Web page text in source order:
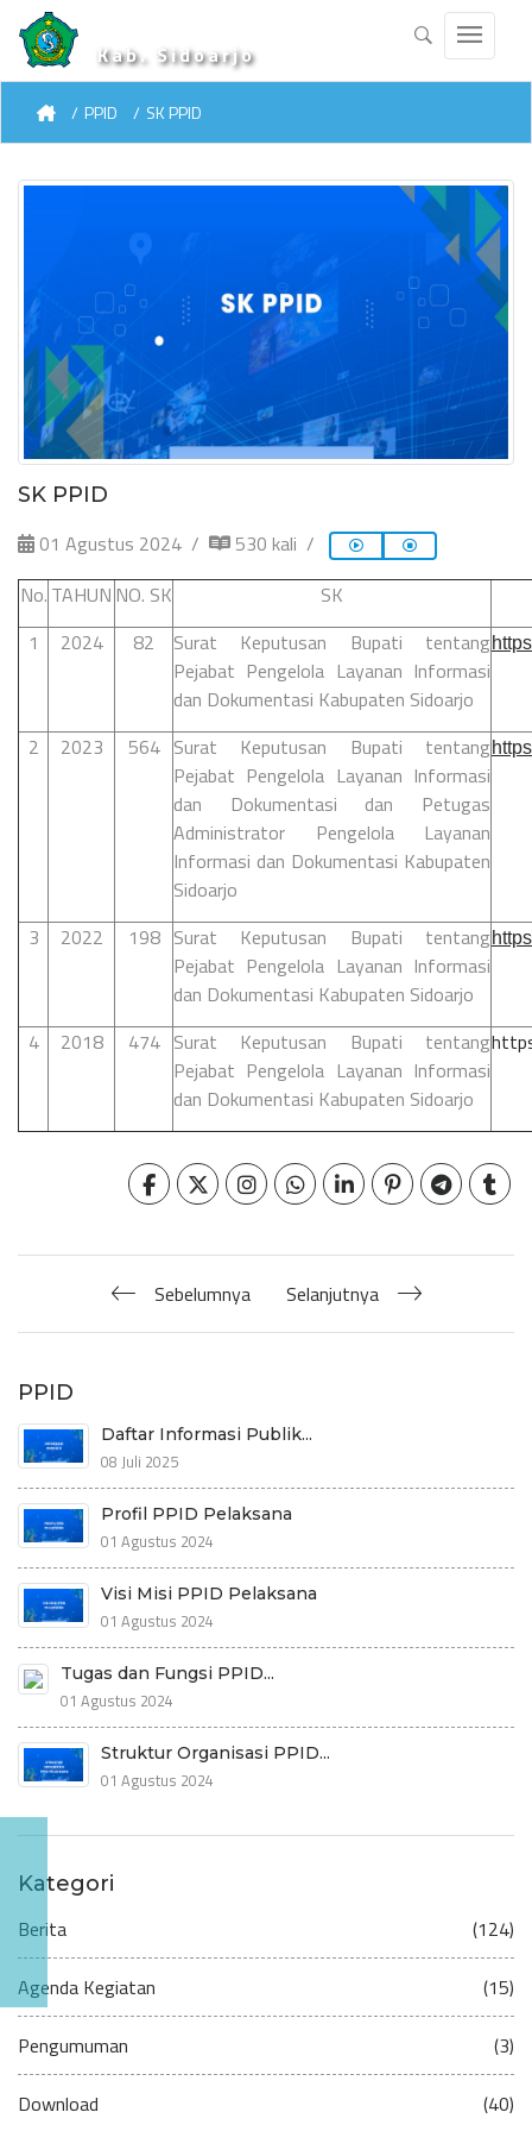
Kab. Sidoarjo
PPID SK PPID
SK PPID
01 Agustus 2024
530 kali
No. TAHUN NO. SK
SK
1
2024 82
Surat Keputusan Bupati tentang
Pejabat Pengelola Layanan Informasi
dan Dokumentasi Kabupaten Sidoarjo
2 2023 564 Surat Keputusan Bupati tentang
Pejabat Pengelola Layanan Informasi
dan Dokumentasi dan Petugas
Administrator Pengelola Layanan
Informasi dan Dokumentasi Kabupaten
Sidoarjo
3 2022 198 Surat Keputusan Bupati tentang
Pejabat Pengelola Layanan Informasi
dan Dokumentasi Kabupaten Sidoarjo
4 2018 474 Surat Keputusan Bupati tentang
Pejabat Pengelola Layanan Informasi
dan Dokumentasi Kabupaten Sidoarjo
Sebelumnya Selanjutnya
PPID
Daftar Informasi Publik...
08 Juli 2025
Profil PPID Pelaksana
01 Agustus 2024
Visi Misi PPID Pelaksana
01 Agustus 2024
Tugas dan Fungsi PPID...
01 Agustus 2024
Struktur Organisasi PPID...
01 Agustus 2024
Kategori
Berita (124)
Agenda Kegiatan (15)
Pengumuman (3)
Download (40)